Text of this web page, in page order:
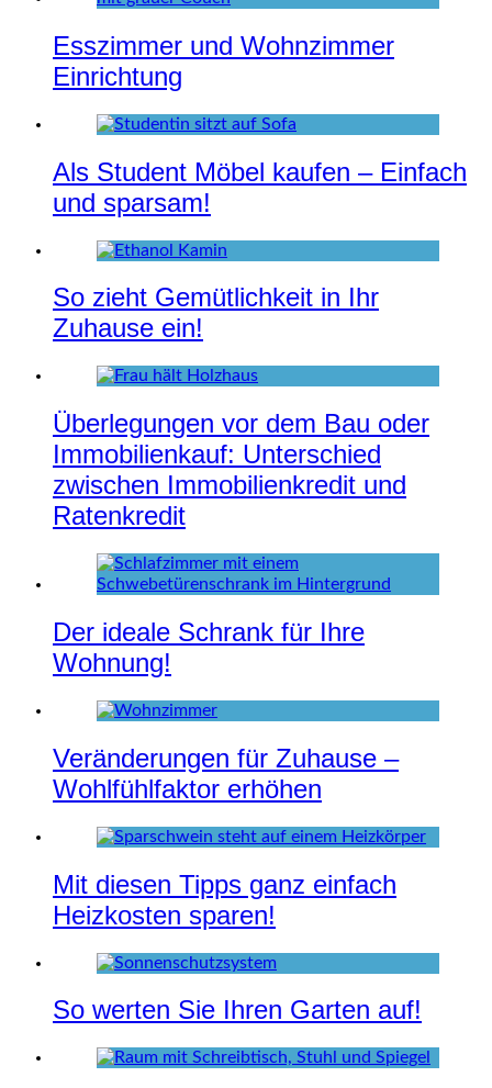
Esszimmer und Wohnzimmer
Einrichtung
Als Student Möbel kaufen – Einfach
und sparsam!
So zieht Gemütlichkeit in Ihr
Zuhause ein!
Überlegungen vor dem Bau oder
Immobilienkauf: Unterschied
zwischen Immobilienkredit und
Ratenkredit
Der ideale Schrank für Ihre
Wohnung!
Veränderungen für Zuhause –
Wohlfühlfaktor erhöhen
Mit diesen Tipps ganz einfach
Heizkosten sparen!
So werten Sie Ihren Garten auf!